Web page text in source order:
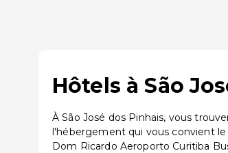
Hôtels à São
À São José dos Pinhais, vous
l'hébergement qui vous convient le
Dom Ricardo Aeroporto Curitiba